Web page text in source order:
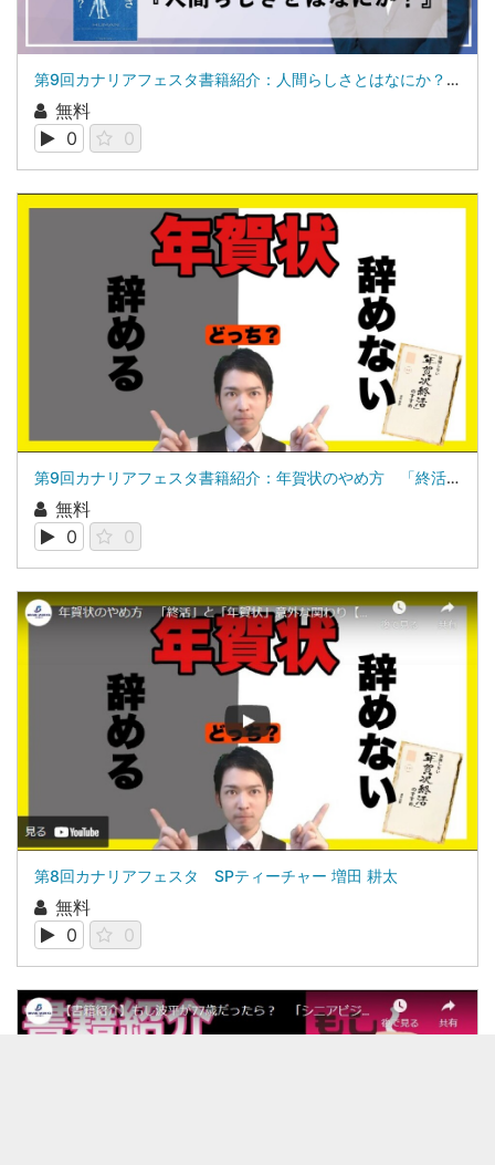
第9回カナリアフェスタ書籍紹介：人間らしさとはなにか？株式会社ブレインワークス 代表取締役 近藤 昇
無料
0
0
第9回カナリアフェスタ書籍紹介：年賀状のやめ方 「終活」と「年賀状」意外な関わり増田 耕太
無料
0
0
第8回カナリアフェスタ SPティーチャー 増田 耕太
無料
0
0